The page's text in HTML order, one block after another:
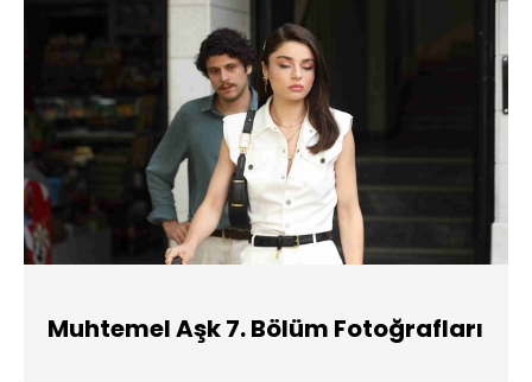
Muhtemel Aşk 7. Bölüm Fotoğrafları